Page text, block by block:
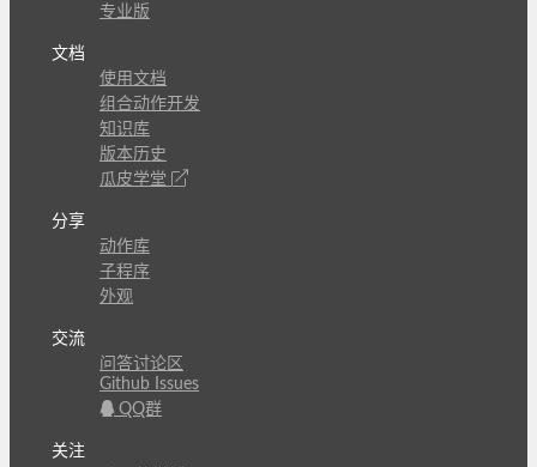
专业版
文档
使用文档
组合动作开发
知识库
版本历史
瓜皮学堂
分享
动作库
子程序
外观
交流
问答讨论区
Github Issues
QQ群
关注